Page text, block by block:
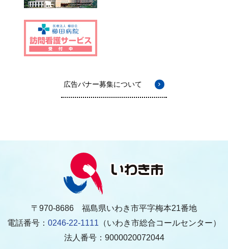
広告バナー募集について
〒970-8686 福島県いわき市平字梅本21番地
電話番号： 0246-22-1111 （いわき市総合コールセンター）
法人番号：9000020072044